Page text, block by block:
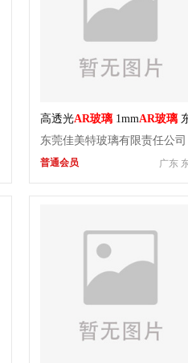
高透光AR玻璃 1mmAR玻璃
莞钢化1mmAR玻璃加工厂
东莞佳美特玻璃有限责任公司
广东
普通会员